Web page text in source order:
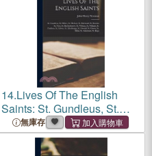
14.Lives Of The English
Saints: St. Gundleus, St.
Helier, St. Herbert, St.
Edelwald, St. Bettelin St.
Neot, St. Bartholomew, St.
無庫存